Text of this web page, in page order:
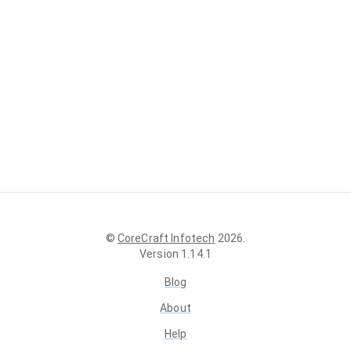
© CoreCraft Infotech 2026
Version 1.14.1
Blog
About
Help